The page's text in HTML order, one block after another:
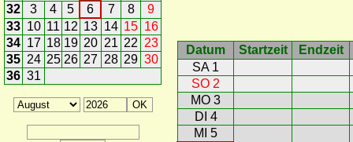
32
3 4 5 6 7 8
9
33 10 11 12 13 14 15 16
34 17 18 19 20 21 22 23
35 24 25 26 27 28 29 30
36 31
Datum Startzeit
Endzeit
SA 1
SO 2
MO 3
DI 4
MI 5